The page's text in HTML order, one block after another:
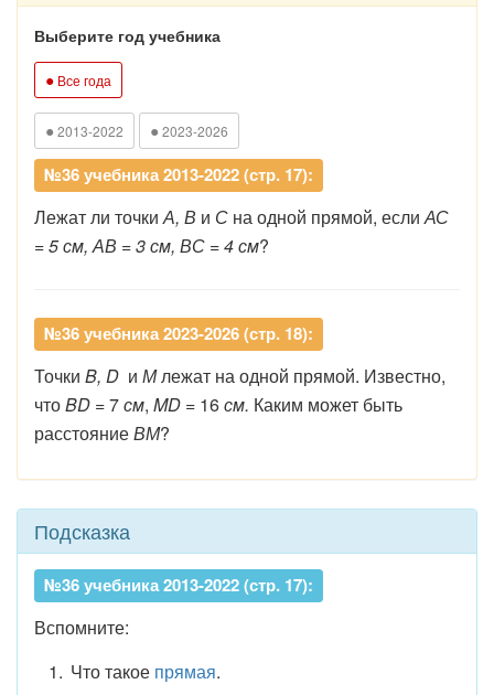
Выберите год учебника
● Все года
● 2013-2022 ● 2023-2026
№36 учебника 2013-2022 (стр. 17):
Лежат ли точкиА, В и С на одной прямой, еслиАС
= 5 см, АВ = 3 см, ВС = 4 см?
№36 учебника 2023-2026 (стр. 18):
Точки B, D и Млежат на одной прямой. Известно,
чтоBD = 7см, MD = 16см. Каким может быть
расстояниеВМ?
Подсказка
№36 учебника 2013-2022 (стр. 17):
Вспомните:
Что такое прямая.